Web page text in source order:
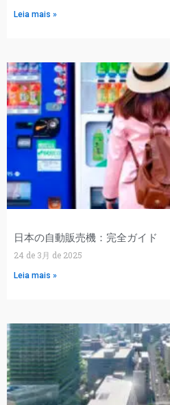
Leia mais »
日本の自動販売機：完全ガイド
24 de 3月 de 2025
Leia mais »